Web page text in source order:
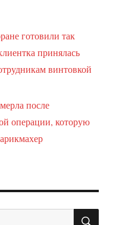
готовили так
принялась
винтовкой
после
операции, которую